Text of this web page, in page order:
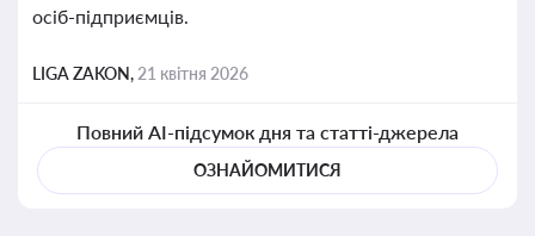
осіб-підприємців.
LIGA ZAKON, 21 квітня 2026
Повний AI-підсумок дня та статті-джерела
ОЗНАЙОМИТИСЯ